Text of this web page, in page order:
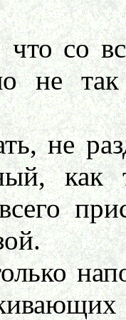
со
не
как